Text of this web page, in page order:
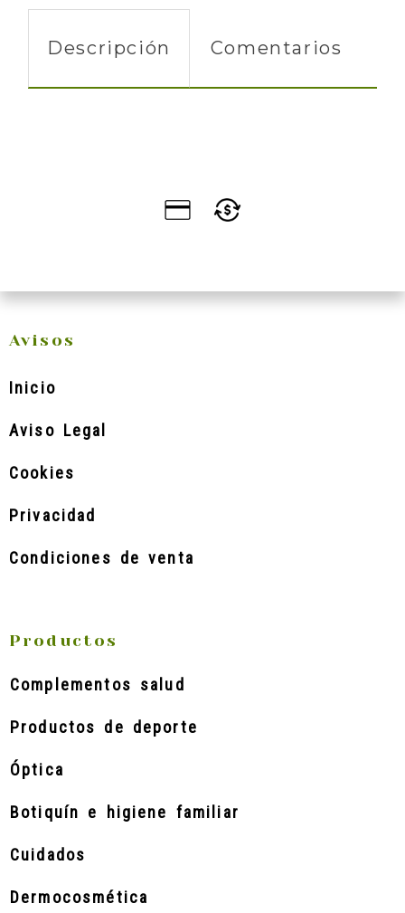
Descripción Comentarios
Avisos
Inicio
Aviso Legal
Cookies
Privacidad
Condiciones de venta
Productos
Complementos salud
Productos de deporte
Óptica
Botiquín e higiene familiar
Cuidados
Dermocosmética